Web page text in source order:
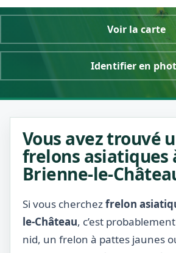
Voir la carte
Identifier en
Vous avez trouvé
frelons asiatiques
Brienne-le-
Si vous cherchezfrelon
le-Château, c’est
nid, un frelon à pattes jaunes